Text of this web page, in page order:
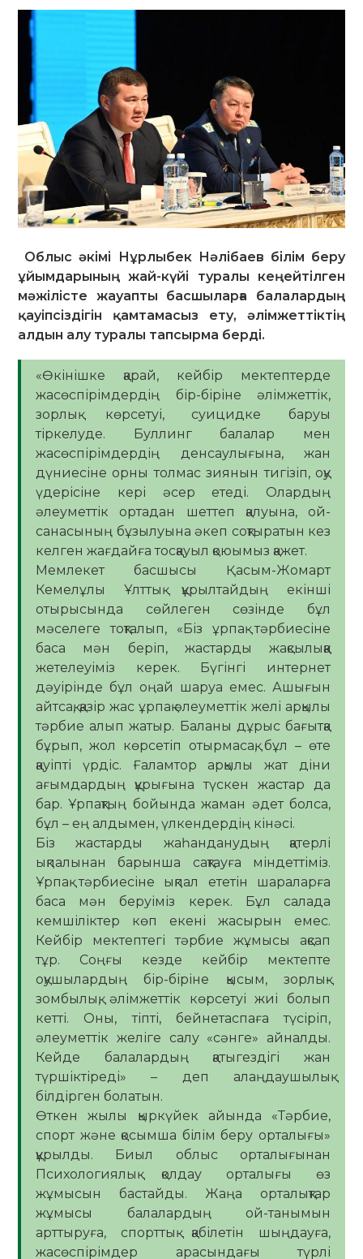
Облыс әкімі Нұрлыбек Нәлібаев білім беру
ұйымдарының жай-күйі туралы кеңейтілген
мәжілісте жауапты басшыларға балалардың
қауіпсіздігін қамтамасыз ету, әлімжеттіктің
алдын алу туралы тапсырма берді.
«Өкінішке қарай, кейбір мектептерде
жасөспірімдердің бір-біріне әлімжеттік,
зорлық көрсетуі, суицидке баруы
тіркелуде. Буллинг балалар мен
жасөспірімдердің денсаулығына, жан
дүниесіне орны толмас зиянын тигізіп, оқу
үдерісіне кері әсер етеді. Олардың
әлеуметтік ортадан шеттеп қалуына, ой-
санасының бұзылуына әкеп соқтыратын кез
келген жағдайға тосқауыл қоюымыз қажет.
Мемлекет басшысы Қасым-Жомарт
Кемелұлы Ұлттық құрылтайдың екінші
отырысында сөйлеген сөзінде бұл
мәселеге тоқталып, «Біз ұрпақ тәрбиесіне
баса мән беріп, жастарды жақсылыққа
жетелеуіміз керек. Бүгінгі интернет
дәуірінде бұл оңай шаруа емес. Ашығын
айтсақ, қазір жас ұрпақ әлеуметтік желі арқылы
тәрбие алып жатыр. Баланы дұрыс бағытқа
бұрып, жол көрсетіп отырмасақ, бұл – өте
қауіпті үрдіс. Ғаламтор арқылы жат діни
ағымдардың құрығына түскен жастар да
бар. Ұрпақтың бойында жаман әдет болса,
бұл – ең алдымен, үлкендердің кінәсі.
Біз жастарды жаһанданудың қатерлі
ықпалынан барынша сақтауға міндеттіміз.
Ұрпақ тәрбиесіне ықпал ететін шараларға
баса мән беруіміз керек. Бұл салада
кемшіліктер көп екені жасырын емес.
Кейбір мектептегі тәрбие жұмысы ақсап
тұр. Соңғы кезде кейбір мектепте
оқушылардың бір-біріне қысым, зорлық-
зомбылық, әлімжеттік көрсетуі жиі болып
кетті. Оны, тіпті, бейнетаспаға түсіріп,
әлеуметтік желіге салу «сәнге» айналды.
Кейде балалардың қатыгездігі жан
түршіктіреді» – деп алаңдаушылық
білдірген болатын.
Өткен жылы қыркүйек айында «Тәрбие,
спорт және қосымша білім беру орталығы»
құрылды. Биыл облыс орталығынан
Психологиялық қолдау орталығы өз
жұмысын бастайды. Жаңа орталықтар
жұмысы балалардың ой-танымын
арттыруға, спорттық қабілетін шыңдауға,
жасөспірімдер арасындағы түрлі